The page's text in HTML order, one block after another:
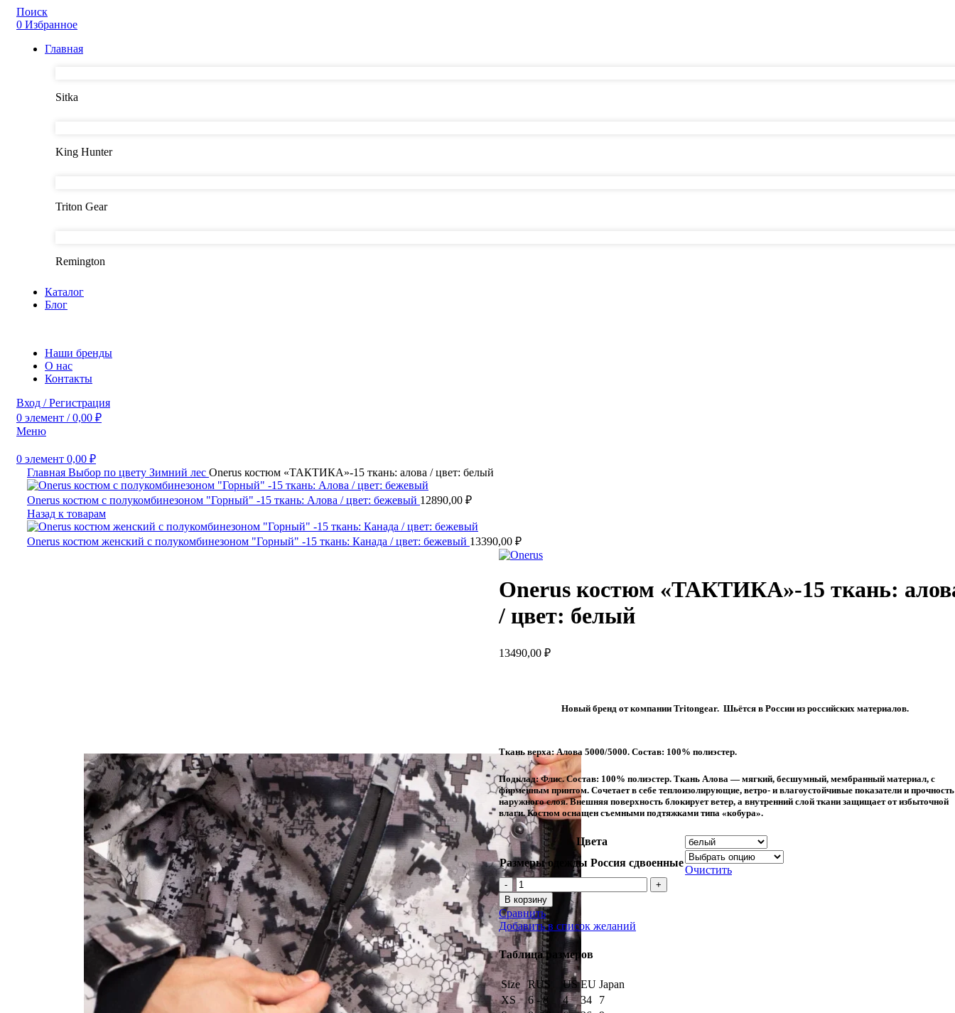
Поиск
0 Избранное
Главная
Sitka
King Hunter
Triton Gear
Remington
Каталог
Блог
Наши бренды
О нас
Контакты
Вход / Регистрация
0 элемент / 0,00 ₽
Меню
0 элемент 0,00 ₽
Главная Выбор по цвету Зимний лес Onerus костюм «ТАКТИКА»-15 ткань: алова / цвет: белый
Onerus костюм с полукомбинезоном "Горный" -15 ткань: Алова / цвет: бежевый 12890,00 ₽
Назад к товарам
Onerus костюм женский с полукомбинезоном "Горный" -15 ткань: Канада / цвет: бежевый 13390,00 ₽
Onerus костюм «ТАКТИКА»-15 ткань:
/ цвет: белый
13490,00 ₽
Новый бренд от компании Tritongear. Шьётся в России из российских материалов.
Ткань верха: Алова 5000/5000. Состав: 100% полиэстер.
Подклад: Флис. Состав: 100% полиэстер. Ткань Алова — мягкий, бесшумный, мембранный материал, с
фирменным принтом. Сочетает в себе теплоизолирующие, ветро- и влагоустойчивые показатели и прочность
наружного слоя. Внешняя поверхность блокирует ветер, а внутренний слой ткани защищает от избыточной
влаги. Костюм оснащен съемными подтяжками типа «кобура».
Цвета
Размеры одежды Россия сдвоенные
Очистить
Количество
товара
Onerus
костюм
"ТАКТИКА"-15
ткань:
алова
/
цвет:
белый
В корзину
Сравнить
Добавить в список желаний
Таблица размеров
Size RUS US EU Japan
XS
6 - 8 4 34
7